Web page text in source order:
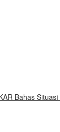
Bahas